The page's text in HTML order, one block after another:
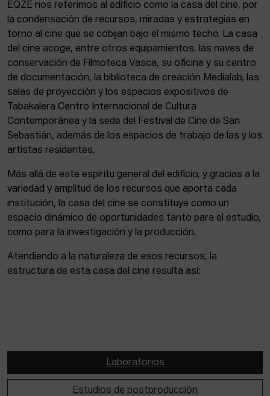
EQZE nos referimos al edificio como la casa del cine, por
la condensación de recursos, miradas y estrategias en
torno al cine que se cobijan bajo el mismo techo. La casa
del cine acoge, entre otros equipamientos, las naves de
conservación de Filmoteca Vasca, su oficina y su centro
de documentación, la biblioteca de creación Medialab, las
salas de proyección y los espacios expositivos de
Tabakalera Centro Internacional de Cultura
Contemporánea y la sede del Festival de Cine de San
Sebastián, además de los espacios de trabajo de las y los
artistas residentes.
Más allá de este espíritu general del edificio, y gracias a la
variedad y amplitud de los recursos que aporta cada
institución, la casa del cine se constituye como un
espacio dinámico de oportunidades tanto para el estudio,
como para la investigación y la producción.
Atendiendo a la naturaleza de esos recursos, la
estructura de esta casa del cine resulta así:
Laboratorios
Estudios de postproducción